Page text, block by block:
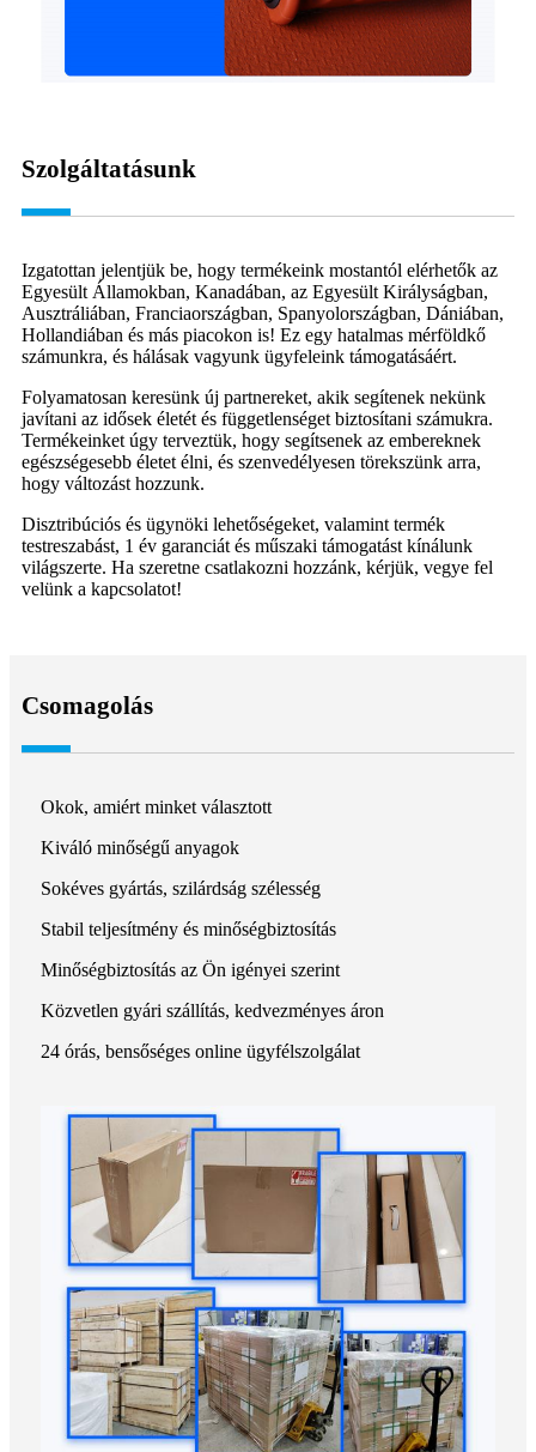
Szolgáltatásunk
Izgatottan jelentjük be, hogy termékeink mostantól elérhetők az
Egyesült Államokban, Kanadában, az Egyesült Királyságban,
Ausztráliában, Franciaországban, Spanyolországban, Dániában,
Hollandiában és más piacokon is! Ez egy hatalmas mérföldkő
számunkra, és hálásak vagyunk ügyfeleink támogatásáért.
Folyamatosan keresünk új partnereket, akik segítenek nekünk
javítani az idősek életét és függetlenséget biztosítani számukra.
Termékeinket úgy terveztük, hogy segítsenek az embereknek
egészségesebb életet élni, és szenvedélyesen törekszünk arra,
hogy változást hozzunk.
Disztribúciós és ügynöki lehetőségeket, valamint termék
testreszabást, 1 év garanciát és műszaki támogatást kínálunk
világszerte. Ha szeretne csatlakozni hozzánk, kérjük, vegye fel
velünk a kapcsolatot!
Csomagolás
Okok, amiért minket választott
Kiváló minőségű anyagok
Sokéves gyártás, szilárdság szélesség
Stabil teljesítmény és minőségbiztosítás
Minőségbiztosítás az Ön igényei szerint
Közvetlen gyári szállítás, kedvezményes áron
24 órás, bensőséges online ügyfélszolgálat